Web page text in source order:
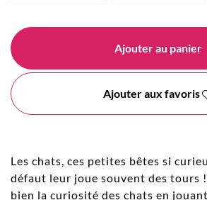
Ajouter au panier
Ajouter aux favoris
Les chats, ces petites bêtes si
défaut leur joue souvent des
bien la curiosité des chats en